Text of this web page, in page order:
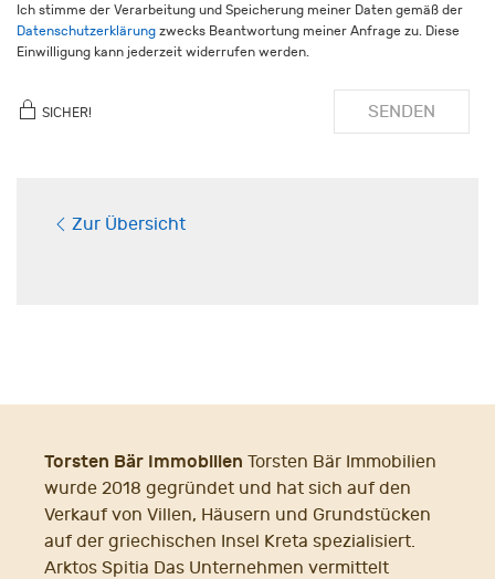
Ich stimme der Verarbeitung und Speicherung meiner Daten gemäß der
Datenschutzerklärung zwecks Beantwortung meiner Anfrage zu. Diese
Einwilligung kann jederzeit widerrufen werden.
SICHER! SENDEN
Zur Übersicht
Torsten Bär Immobilien Torsten Bär Immobilien
wurde 2018 gegründet und hat sich auf den
Verkauf von Villen, Häusern und Grundstücken
auf der griechischen Insel Kreta spezialisiert.
Arktos Spitia Das Unternehmen vermittelt